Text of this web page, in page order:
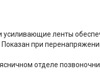
ленты
при
отделе